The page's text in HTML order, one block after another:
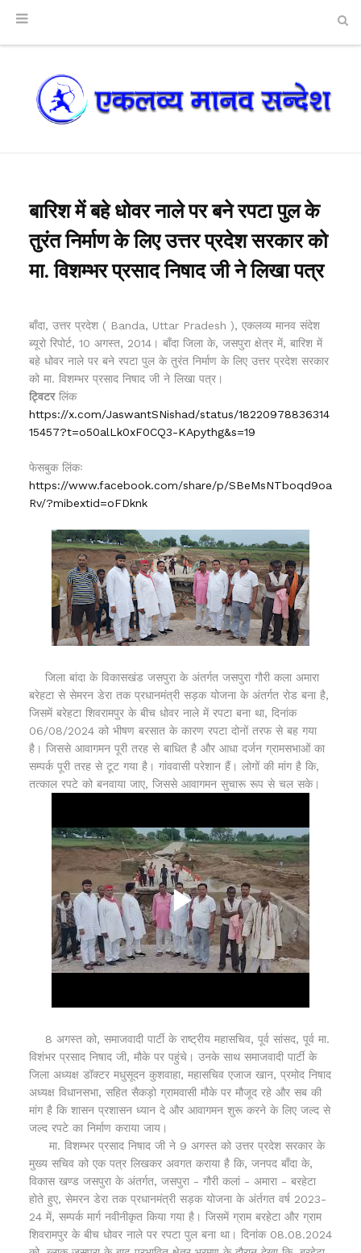
बारिश में बहे धोवर नाले पर बने रपटा पुल के
तुरंत निर्माण के लिए उत्तर प्रदेश सरकार को
मा. विशम्भर प्रसाद निषाद जी ने लिखा पत्र
बाँदा, उत्तर प्रदेश ( Banda, Uttar Pradesh ), एकलव्य मानव संदेश
ब्यूरो रिपोर्ट, 10 अगस्त, 2014। बाँदा जिला के, जसपुरा क्षेत्र में, बारिश में
बहे धोवर नाले पर बने रपटा पुल के तुरंत निर्माण के लिए उत्तर प्रदेश सरकार
को मा. विशम्भर प्रसाद निषाद जी ने लिखा पत्र।
ट्विटरलिंक
https://x.com/JaswantSNishad/status/18220978836314
15457?t=o50alLk0xF0CQ3-KApythg&s=19
फेसबुक लिंकः
https://www.facebook.com/share/p/SBeMsNTboqd9oa
Rv/?mibextid=oFDknk
जिला बांदा के विकासखंड जसपुरा के अंतर्गत जसपुरा गौरी कला अमारा
बरेहटा से सेमरन डेरा तक प्रधानमंत्री सड़क योजना के अंतर्गत रोड बना है,
जिसमें बरेहटा शिवरामपुर के बीच धोवर नाले में रपटा बना था, दिनांक
06/08/2024 को भीषण बरसात के कारण रपटा दोनों तरफ से बह गया
है। जिससे आवागमन पूरी तरह से बाधित है और आधा दर्जन ग्रामसभाओं का
सम्पर्क पूरी तरह से टूट गया है। गांववासी परेशान हैं। लोगों की मांग है कि,
तत्काल रपटे को बनवाया जाए, जिससे आवागमन सुचारू रूप से चल सके।
8 अगस्त को, समाजवादी पार्टी के राष्ट्रीय महासचिव, पूर्व सांसद, पूर्व मा.
विशंभर प्रसाद निषाद जी, मौके पर पहुंचे। उनके साथ समाजवादी पार्टी के
जिला अध्यक्ष डॉक्टर मधुसूदन कुशवाहा, महासचिव एजाज खान, प्रमोद निषाद
अध्यक्ष विधानसभा, सहित सैकड़ो ग्रामवासी मौके पर मौजूद रहे और सब की
मांग है कि शासन प्रशासन ध्यान दे और आवागमन शुरू करने के लिए जल्द से
जल्द रपटे का निर्माण कराया जाय।
मा. विशम्भर प्रसाद निषाद जी ने 9 अगस्त को उत्तर प्रदेश सरकार के
मुख्य सचिव को एक पत्र लिखकर अवगत कराया है कि, जनपद बाँदा के,
विकास खण्ड जसपुरा के अंतर्गत, जसपुरा - गौरी कलां - अमारा - बरहेटा
होते हुए, सेमरन डेरा तक प्रधानमंत्री सड़क योजना के अंर्तगत वर्ष 2023-
24 में, सम्पर्क मार्ग नवीनीकृत किया गया है। जिसमें ग्राम बरहेटा और ग्राम
शिवरामपुर के बीच धोवर नाले पर रपटा पुल बना था। दिनांक 08.08.2024